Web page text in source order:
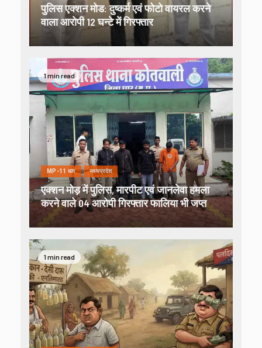
पुलिस एक्शन मोड: दुष्कर्म एवं फोटो वायरल करने
वाला आरोपी 12 घन्टे में गिरफ्तार
1 min read
MP-11 धार मध्यप्रदेश
एक्शन मोड़ में पुलिस, मारपीट एवं जानलेवा हमला
करने वाले 04 आरोपी गिरफ्तार फालिया भी जप्त
1 min read